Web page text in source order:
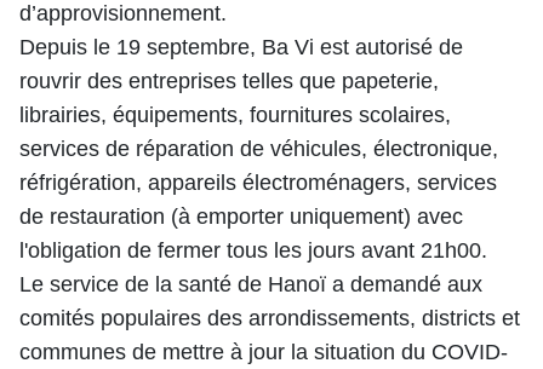
d’approvisionnement.
Depuis le 19 septembre, Ba Vi est autorisé de
rouvrir des entreprises telles que papeterie,
librairies, équipements, fournitures scolaires,
services de réparation de véhicules, électronique,
réfrigération, appareils électroménagers, services
de restauration (à emporter uniquement) avec
l'obligation de fermer tous les jours avant 21h00.
Le service de la santé de Hanoï a demandé aux
comités populaires des arrondissements, districts et
communes de mettre à jour la situation du COVID-